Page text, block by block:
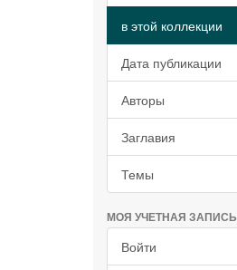
в этой коллекции
Дата публикации
Авторы
Заглавия
Темы
МОЯ УЧЕТНАЯ ЗАПИСЬ
Войти